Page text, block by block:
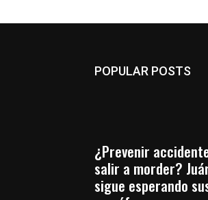
POPULAR POSTS
¿Prevenir
salir a morder?
sigue esperando